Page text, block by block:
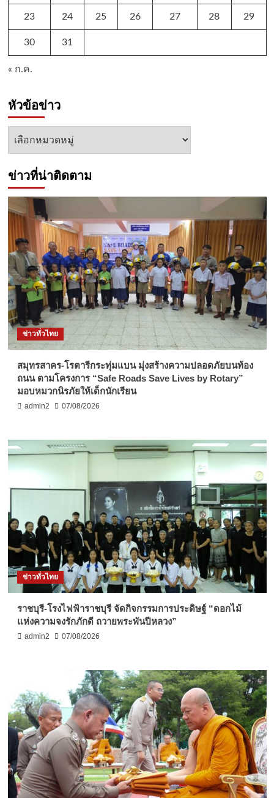
23 24 25 26 27 28 29
30 31
« ก.ค.
หัวข้อข่าว
หัวข้อ
ข่าวที่น่าติดตาม
ข่าวทั่วไทย
สมุทรสาคร-โรตารีกระทุ่มแบน มุ่งสร้างความปลอดภัยบนท้อง
ถนน ตามโครงการ “Safe Roads Save Lives by Rotary”
มอบหมวกนิรภัยให้เด็กนักเรียน
admin2 07/08/2026
ข่าวทั่วไทย
ราชบุรี-โรงไฟฟ้าราชบุรี จัดกิจกรรมการประดิษฐ์ “ดอกไม้
แห่งความจงรักภักดี ถวายพระพันปีหลวง”
admin2 07/08/2026